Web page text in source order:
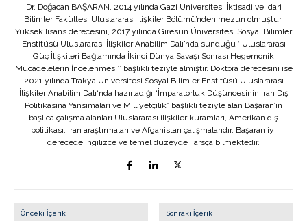
Dr. Doğacan BAŞARAN, 2014 yılında Gazi Üniversitesi İktisadi ve İdari
Bilimler Fakültesi Uluslararası İlişkiler Bölümü’nden mezun olmuştur.
Yüksek lisans derecesini, 2017 yılında Giresun Üniversitesi Sosyal Bilimler
Enstitüsü Uluslararası İlişkiler Anabilim Dalı’nda sunduğu ‘’Uluslararası
Güç İlişkileri Bağlamında İkinci Dünya Savaşı Sonrası Hegemonik
Mücadelelerin İncelenmesi’’ başlıklı teziyle almıştır. Doktora derecesini ise
2021 yılında Trakya Üniversitesi Sosyal Bilimler Enstitüsü Uluslararası
İlişkiler Anabilim Dalı‘nda hazırladığı “İmparatorluk Düşüncesinin İran Dış
Politikasına Yansımaları ve Milliyetçilik” başlıklı teziyle alan Başaran’ın
başlıca çalışma alanları Uluslararası ilişkiler kuramları, Amerikan dış
politikası, İran araştırmaları ve Afganistan çalışmalarıdır. Başaran iyi
derecede İngilizce ve temel düzeyde Farsça bilmektedir.
Önceki İçerik Sonraki İçerik